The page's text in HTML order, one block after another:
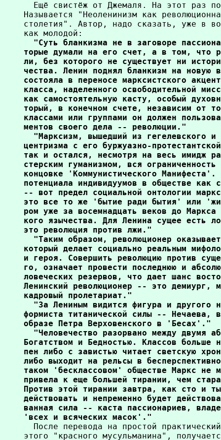
Ещё свистёж от Джемаля. На этот раз
Называется "Неоленинизм как
столетия". Автор, надо сказать, уже в
как молодой:
"Суть бланкизма не в заговоре
торые думали на его счет, а в том, что
ли, без которого не существует ни
чества. Ленин поднял бланкизм на новую
состояла в переносе марксистского
класса, наделенного освободительной
как самостоятельную касту, особый
торый, в конечном счете, независим от
классами или группами он должен
ментов своего дела -- революции."
"Марксизм, вышедший из гегелевского и
центризма с его буржуазно-
так и остался, несмотря на весь имидж
стерским гуманизмом, вся
концовке 'Коммунистического Манифеста'.
потенциала индивидуумов в обществе как
-- вот предел социальной онтологии
это все то же 'бытие ради бытия' или
ром уже за восемнадцать веков до Маркса
кого язычества. Для Ленина сущее есть
это революция против лжи."
"Таким образом, революционер
который делает социально реальным
и героя. Совершить революцию против
го, означает провести последнюю и
ловеческих резервов, что дает шанс
Ленинский революционер -- это демиург,
кадровый пролетариат."
"За Лениным видится фигура и другого
формиста титанической силы -- Нечаева,
образе Петра Верховенского в 'Бесах'."
"Человечество разорвано между двумя
Богатством и Бедностью. Классов больше
пен либо с завистью читает светскую
либо выходит на рельсы в
таком 'бесклассовом' обществе Маркс не
привела к еще большей тирании, чем
Против этой тирании завтра, как сто и
действовать и непременно будет
ванная сила -- каста пассионариев,
'всех и всяческих масок'."
После перевода на простой
этого "красного мусульманина",